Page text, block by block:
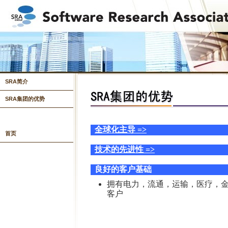
SRA简介
SRA集团的优势
首页 全球化主导 =>
技术的先进性 =>
良好的客户基础
拥有电力，流通，运输，医疗，
客户